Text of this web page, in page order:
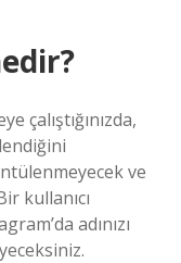
çalıştığınızda,
ve
kullanıcı
adınızı